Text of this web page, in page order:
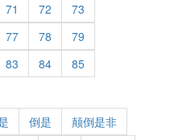
71 72
73
77 78
79
83 84
85
倒是
颠倒是非